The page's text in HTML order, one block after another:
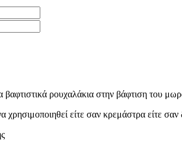
βαφτιστικά ρουχαλάκια στην βάφτιση του
χρησιμοποιηθεί είτε σαν κρεμάστρα είτε